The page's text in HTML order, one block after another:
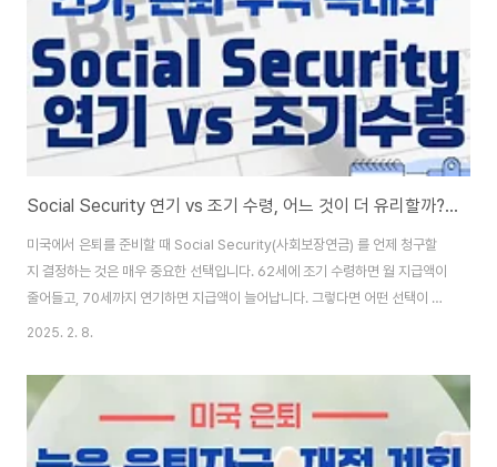
Social Security 연기 vs 조기 수령, 어느 것이 더 유리할까? (사회보장제도 연기, 은퇴 수익 극대화)
미국에서 은퇴를 준비할 때 Social Security(사회보장연금) 를 언제 청구할
지 결정하는 것은 매우 중요한 선택입니다. 62세에 조기 수령하면 월 지급액이
줄어들고, 70세까지 연기하면 지급액이 늘어납니다. 그렇다면 어떤 선택이 더
유리할까요? 이번 글에서는 Social Security 조기 수령과 연기 수령의 차이
계획에 맞는 최적의 수령 전략을 제시합니다. 1. Social Security 연금 조기
수령(62세) vs 연기 수령(70세) 차이점미국에서 Social Security(사회보장
연금) 를 받을 수 있는 최소 연령은 62세이며, Full Retirement Age(FRA,
정규 은퇴 연령) 는 출생 연도에 ..
2025. 2. 8.